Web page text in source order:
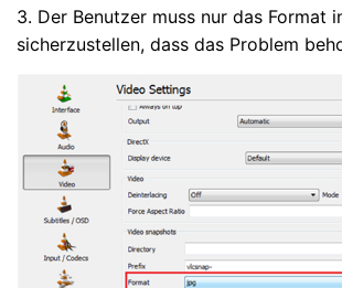
3. Der Benutzer muss nur das Format
sicherzustellen, dass das Problem